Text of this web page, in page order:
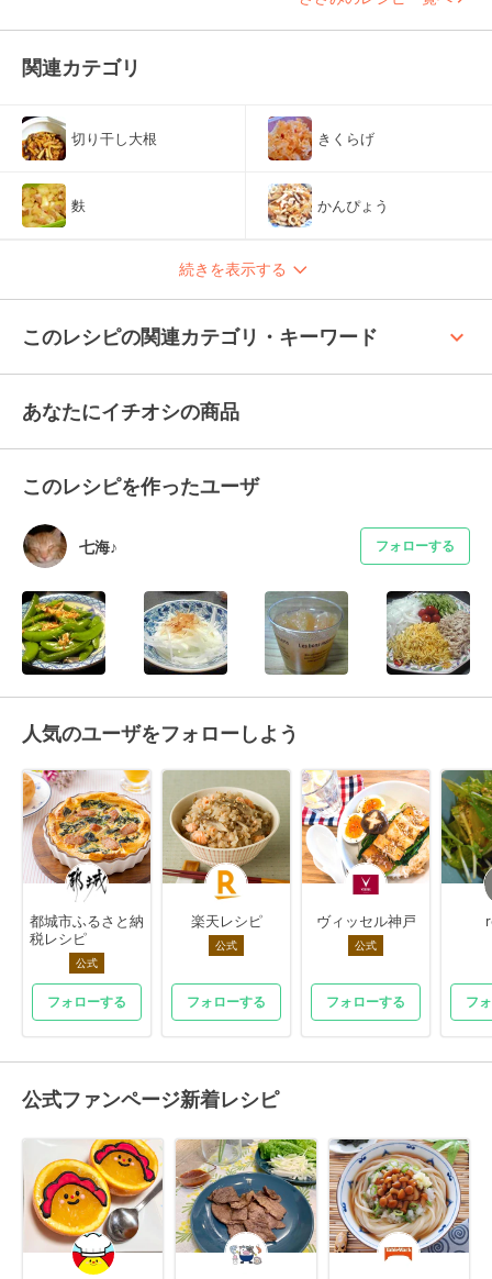
関連カテゴリ
切り干し大根 きくらげ
麩 かんぴょう
続きを表示する
このレシピの関連カテゴリ・キーワード keyboard_arrow_up
あなたにイチオシの商品
このレシピを作ったユーザ
七海♪ フォローする
人気のユーザをフォローしよう
都城市ふるさと納
税レシピ
公式
フォローする
楽天レシピ
公式
フォローする
ヴィッセル神戸
公式
フォローする フ
公式ファンページ新着レシピ